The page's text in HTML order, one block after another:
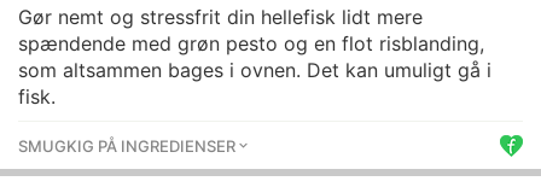
Gør nemt og stressfrit din hellefisk lidt mere
spændende med grøn pesto og en flot risblanding,
som altsammen bages i ovnen. Det kan umuligt gå i
fisk.
SMUGKIG PÅ INGREDIENSER